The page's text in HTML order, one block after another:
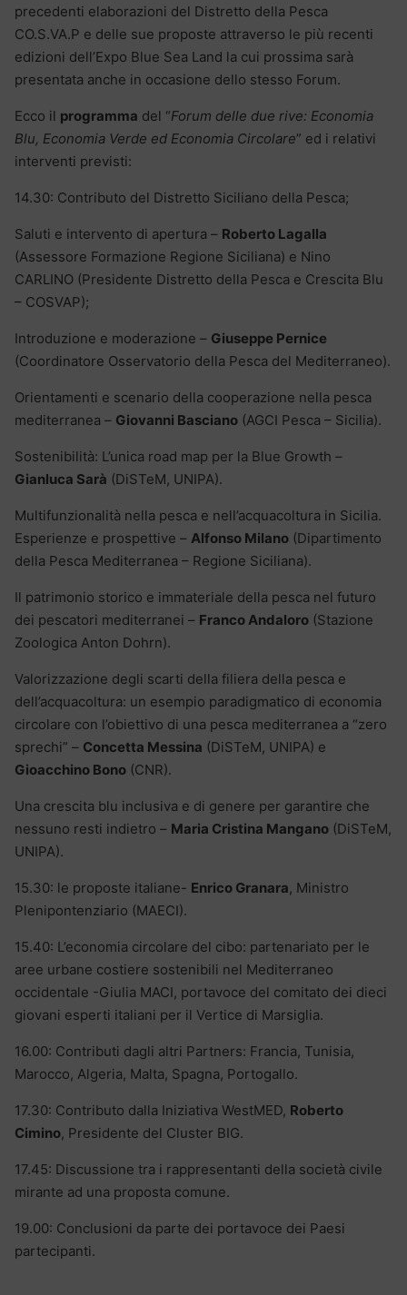
precedenti elaborazioni del Distretto della Pesca
CO.S.VA.P e delle sue proposte attraverso le più recenti
edizioni dell’Expo Blue Sea Land la cui prossima sarà
presentata anche in occasione dello stesso Forum.
Ecco il programma del “Forum delle due rive: Economia
Blu, Economia Verde ed Economia Circolare” ed i relativi
interventi previsti:
14.30: Contributo del Distretto Siciliano della Pesca;
Saluti e intervento di apertura – Roberto Lagalla
(Assessore Formazione Regione Siciliana) e Nino
CARLINO (Presidente Distretto della Pesca e Crescita Blu
– COSVAP);
Introduzione e moderazione – Giuseppe Pernice
(Coordinatore Osservatorio della Pesca del Mediterraneo).
Orientamenti e scenario della cooperazione nella pesca
mediterranea – Giovanni Basciano (AGCI Pesca – Sicilia).
Sostenibilità: L’unica road map per la Blue Growth –
Gianluca Sarà (DiSTeM, UNIPA).
Multifunzionalità nella pesca e nell’acquacoltura in Sicilia.
Esperienze e prospettive – Alfonso Milano (Dipartimento
della Pesca Mediterranea – Regione Siciliana).
Il patrimonio storico e immateriale della pesca nel futuro
dei pescatori mediterranei – Franco Andaloro (Stazione
Zoologica Anton Dohrn).
Valorizzazione degli scarti della filiera della pesca e
dell’acquacoltura: un esempio paradigmatico di economia
circolare con l’obiettivo di una pesca mediterranea a “zero
sprechi” – Concetta Messina (DiSTeM, UNIPA) e
Gioacchino Bono (CNR).
Una crescita blu inclusiva e di genere per garantire che
nessuno resti indietro – Maria Cristina Mangano (DiSTeM,
UNIPA).
15.30: le proposte italiane- Enrico Granara, Ministro
Plenipontenziario (MAECI).
15.40: L’economia circolare del cibo: partenariato per le
aree urbane costiere sostenibili nel Mediterraneo
occidentale -Giulia MACI, portavoce del comitato dei dieci
giovani esperti italiani per il Vertice di Marsiglia.
16.00: Contributi dagli altri Partners: Francia, Tunisia,
Marocco, Algeria, Malta, Spagna, Portogallo.
17.30: Contributo dalla Iniziativa WestMED, Roberto
Cimino, Presidente del Cluster BIG.
17.45: Discussione tra i rappresentanti della società civile
mirante ad una proposta comune.
19.00: Conclusioni da parte dei portavoce dei Paesi
partecipanti.